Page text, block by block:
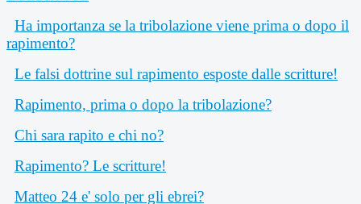
Ha importanza se la tribolazione viene prima o dopo il
rapimento?
Le falsi dottrine sul rapimento esposte dalle scritture!
Rapimento, prima o dopo la tribolazione?
Chi sara rapito e chi no?
Rapimento? Le scritture!
Matteo 24 e' solo per gli ebrei?